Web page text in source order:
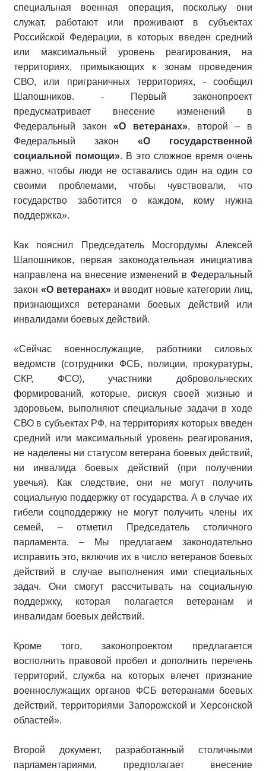
специальная военная операция, поскольку они
служат, работают или проживают в субъектах
Российской Федерации, в которых введен средний
или максимальный уровень реагирования, на
территориях, примыкающих к зонам проведения
СВО, или приграничных территориях, - сообщил
Шапошников. - Первый законопроект
предусматривает внесение изменений в
Федеральный закон«О ветеранах», второй – в
Федеральный закон «О государственной
социальной помощи». В это сложное время очень
важно, чтобы люди не оставались один на один со
своими проблемами, чтобы чувствовали, что
государство заботится о каждом, кому нужна
поддержка».
Как пояснил Председатель Мосгордумы Алексей
Шапошников, первая законодательная инициатива
направлена на внесение изменений в Федеральный
закон «О ветеранах»и вводит новые категории лиц,
признающихся ветеранами боевых действий или
инвалидами боевых действий.
«Сейчас военнослужащие, работники силовых
ведомств (сотрудники ФСБ, полиции, прокуратуры,
СКР, ФСО), участники добровольческих
формирований, которые, рискуя своей жизнью и
здоровьем, выполняют специальные задачи в ходе
СВО в субъектах РФ, на территориях которых введен
средний или максимальный уровень реагирования,
не наделены ни статусом ветерана боевых действий,
ни инвалида боевых действий (при получении
увечья). Как следствие, они не могут получить
социальную поддержку от государства. А в случае их
гибели соцподдержку не могут получить члены их
семей, – отметил Председатель столичного
парламента. – Мы предлагаем законодательно
исправить это, включив их в число ветеранов боевых
действий в случае выполнения ими специальных
задач. Они смогут рассчитывать на социальную
поддержку, которая полагается ветеранам и
инвалидам боевых действий.
Кроме того, законопроектом предлагается
восполнить правовой пробел и дополнить перечень
территорий, служба на которых влечет признание
военнослужащих органов ФСБ ветеранами боевых
действий, территориями Запорожской и Херсонской
областей».
Второй документ, разработанный столичными
парламентариями, предполагает внесение